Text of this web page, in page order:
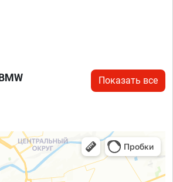
Показать все